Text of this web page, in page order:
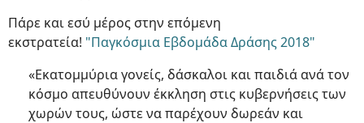
Πάρε και εσύ μέρος στην επόμενη
εκστρατεία! "Παγκόσμια Εβδομάδα Δράσης 2018"
«Εκατομμύρια γονείς, δάσκαλοι και παιδιά ανά τον
κόσμο απευθύνουν έκκληση στις κυβερνήσεις των
χωρών τους, ώστε να παρέχουν δωρεάν και